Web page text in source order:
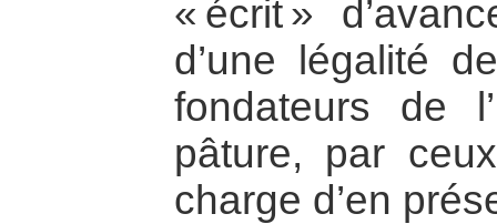
« écrit »
d’une légalité
fondateurs de
pâture, par
charge d’en